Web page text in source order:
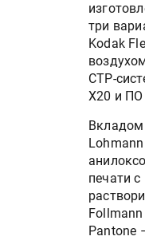
три
Kodak
CTP-
X20 и
Вкладом
печати
Pantone